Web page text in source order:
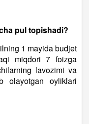
pul topishadi?
1 mayida budjet
miqdori 7 foizga
lavozimi va
olayotgan oyliklari